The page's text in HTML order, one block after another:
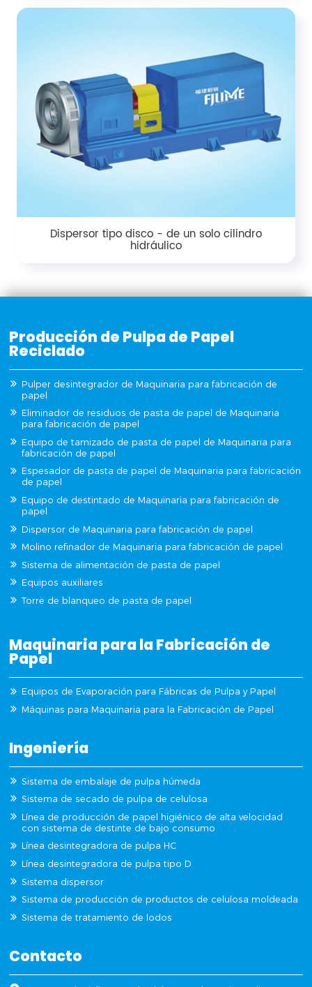
Dispersor tipo disco - de un solo cilindro
hidráulico
Producción de Pulpa de Papel
Reciclado
Pulper desintegrador de Maquinaria para fabricación de
papel
Eliminador de residuos de pasta de papel de Maquinaria
para fabricación de papel
Equipo de tamizado de pasta de papel de Maquinaria para
fabricación de papel
Espesador de pasta de papel de Maquinaria para fabricación
de papel
Equipo de destintado de Maquinaria para fabricación de
papel
Dispersor de Maquinaria para fabricación de papel
Molino refinador de Maquinaria para fabricación de papel
Sistema de alimentación de pasta de papel
Equipos auxiliares
Torre de blanqueo de pasta de papel
Maquinaria para la Fabricación de
Papel
Equipos de Evaporación para Fábricas de Pulpa y Papel
Máquinas para Maquinaria para la Fabricación de Papel
Ingeniería
Sistema de embalaje de pulpa húmeda
Sistema de secado de pulpa de celulosa
Línea de producción de papel higiénico de alta velocidad
con sistema de destinte de bajo consumo
Línea desintegradora de pulpa HC
Línea desintegradora de pulpa tipo D
Sistema dispersor
Sistema de producción de productos de celulosa moldeada
Sistema de tratamiento de lodos
Contacto